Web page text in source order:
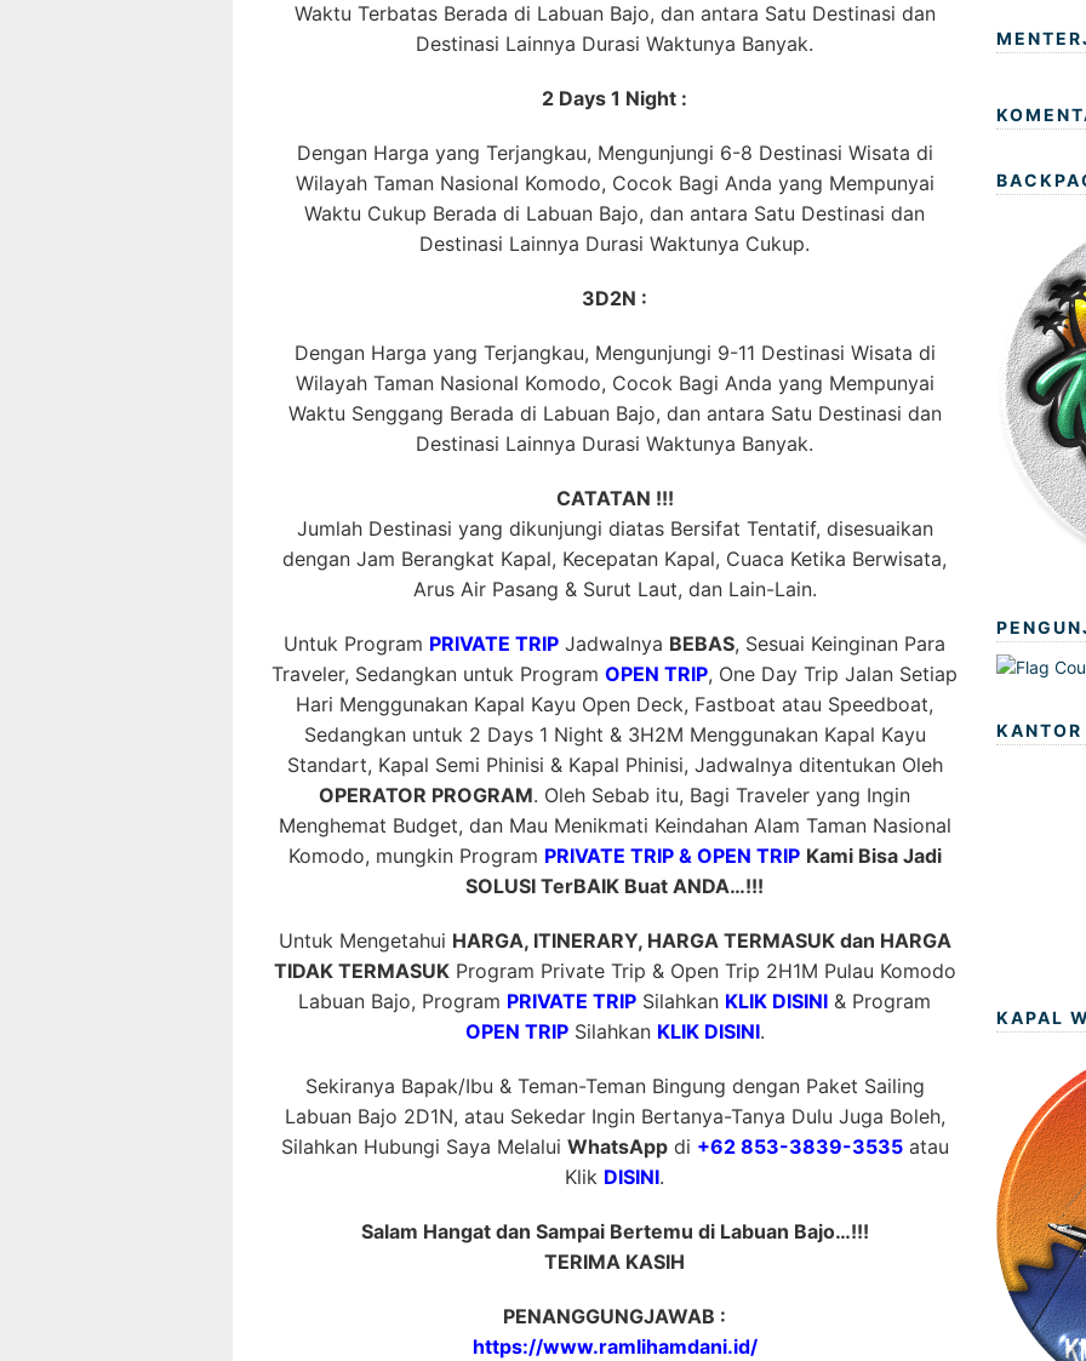
Waktu Terbatas Berada di Labuan Bajo, dan antara Satu Destinasi dan
Destinasi Lainnya Durasi Waktunya Banyak.
2 Days 1 Night :
Dengan Harga yang Terjangkau, Mengunjungi 6-8 Destinasi Wisata di
Wilayah Taman Nasional Komodo, Cocok Bagi Anda yang Mempunyai
Waktu Cukup Berada di Labuan Bajo, dan antara Satu Destinasi dan
Destinasi Lainnya Durasi Waktunya Cukup.
3D2N :
Dengan Harga yang Terjangkau, Mengunjungi 9-11 Destinasi Wisata di
Wilayah Taman Nasional Komodo, Cocok Bagi Anda yang Mempunyai
Waktu Senggang Berada di Labuan Bajo, dan antara Satu Destinasi dan
Destinasi Lainnya Durasi Waktunya Banyak.
CATATAN !!!
Jumlah Destinasi yang dikunjungi diatas Bersifat Tentatif, disesuaikan
dengan Jam Berangkat Kapal, Kecepatan Kapal, Cuaca Ketika Berwisata,
Arus Air Pasang & Surut Laut, dan Lain-Lain.
Untuk Program PRIVATE TRIP Jadwalnya BEBAS, Sesuai Keinginan Para
Traveler, Sedangkan untuk Program OPEN TRIP, One Day Trip Jalan Setiap
Hari Menggunakan Kapal Kayu Open Deck, Fastboat atau Speedboat,
Sedangkan untuk 2 Days 1 Night & 3H2M Menggunakan Kapal Kayu
Standart, Kapal Semi Phinisi & Kapal Phinisi, Jadwalnya ditentukan Oleh
OPERATOR PROGRAM. Oleh Sebab itu, Bagi Traveler yang Ingin
Menghemat Budget, dan Mau Menikmati Keindahan Alam Taman Nasional
Komodo, mungkin Program PRIVATE TRIP & OPEN TRIP Kami Bisa Jadi
SOLUSI TerBAIK Buat ANDA…!!!
Untuk Mengetahui HARGA, ITINERARY, HARGA TERMASUK dan HARGA
TIDAK TERMASUKProgram Private Trip & Open Trip 2H1M Pulau Komodo
Labuan Bajo, Program PRIVATE TRIP Silahkan KLIK DISINI & Program
OPEN TRIPSilahkan KLIK DISINI.
Sekiranya Bapak/Ibu & Teman-Teman Bingung dengan Paket Sailing
Labuan Bajo 2D1N, atau Sekedar Ingin Bertanya-Tanya Dulu Juga Boleh,
Silahkan Hubungi Saya Melalui WhatsAppdi +62 853-3839-3535atau
Klik DISINI.
Salam Hangat dan Sampai Bertemu di Labuan Bajo…!!!
TERIMA KASIH
PENANGGUNGJAWAB :
https://www.ramlihamdani.id/
KANTOR
KAPAL